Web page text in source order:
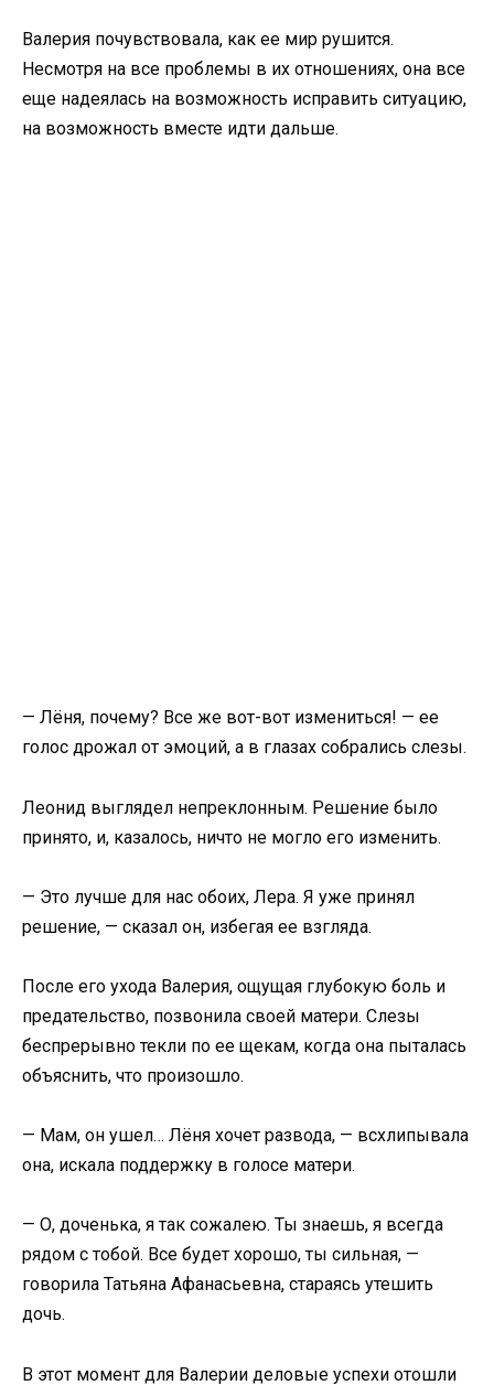
Валерия почувствовала, как ее мир рушится.
Несмотря на все проблемы в их отношениях, она все
еще надеялась на возможность исправить ситуацию,
на возможность вместе идти дальше.
— Лёня, почему? Все же вот-вот измениться! — ее
голос дрожал от эмоций, а в глазах собрались слезы.
Леонид выглядел непреклонным. Решение было
принято, и, казалось, ничто не могло его изменить.
— Это лучше для нас обоих, Лера. Я уже принял
решение, — сказал он, избегая ее взгляда.
После его ухода Валерия, ощущая глубокую боль и
предательство, позвонила своей матери. Слезы
беспрерывно текли по ее щекам, когда она пыталась
объяснить, что произошло.
— Мам, он ушел… Лёня хочет развода, — всхлипывала
она, искала поддержку в голосе матери.
— О, доченька, я так сожалею. Ты знаешь, я всегда
рядом с тобой. Все будет хорошо, ты сильная, —
говорила Татьяна Афанасьевна, стараясь утешить
дочь.
В этот момент для Валерии деловые успехи отошли